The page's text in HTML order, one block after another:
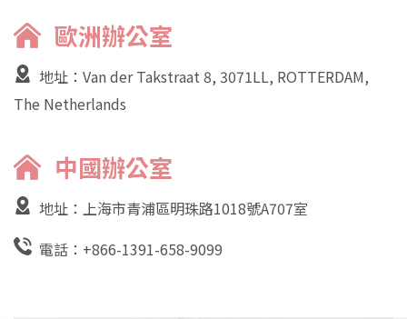
歐洲辦公室
地址：Van der Takstraat 8, 3071LL, ROTTERDAM,
The Netherlands
中國辦公室
地址：上海市青浦區明珠路1018號A707室
電話： +866-1391-658-9099